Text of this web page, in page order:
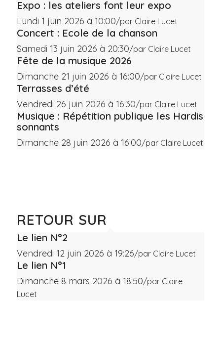
Expo : les ateliers font leur expo
Lundi 1 juin 2026 à 10:00/par Claire Lucet
Concert : Ecole de la chanson
Samedi 13 juin 2026 à 20:30/par Claire Lucet
Fête de la musique 2026
Dimanche 21 juin 2026 à 16:00/par Claire Lucet
Terrasses d’été
Vendredi 26 juin 2026 à 16:30/par Claire Lucet
Musique : Répétition publique les Hardis
sonnants
Dimanche 28 juin 2026 à 16:00/par Claire Lucet
RETOUR SUR
Le lien N°2
Vendredi 12 juin 2026 à 19:26/par Claire Lucet
Le lien N°1
Dimanche 8 mars 2026 à 18:50/par Claire
Lucet